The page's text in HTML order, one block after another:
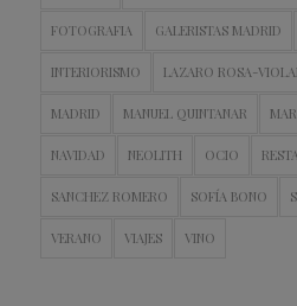
FOTOGRAFIA GALERISTAS MADRID
INTERIORISMO LAZARO ROSA-
MADRID MANUEL QUINTANAR
NAVIDAD NEOLITH OCIO
SANCHEZ ROMERO SOFÍA BONO
VERANO VIAJES VINO